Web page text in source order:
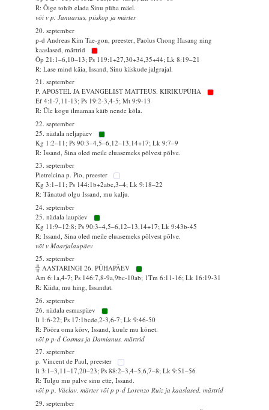
R: Õige tohib elada Sinu püha mäel.
või v p. Januarius, piiskop ja märter
20. september
p-d Andreas Kim Tae-gon, preester, Paolus Chong Hasang ning
kaaslased, märtrid
Õp 21:1–6,10–13; Ps 119:1+27,30+34,35+44; Lk 8:19–21
R: Lase mind käia, Issand, Sinu käskude jalgrajal.
21. september
P. APOSTEL JA EVANGELIST MATTEUS. KIRIKUPÜHA
Ef 4:1-7,11-13; Ps 19:2-3,4-5; Mt 9:9-13
R: Üle kogu ilmamaa käib nende kõla.
22. september
25. nädala neljapäev
Kg 1:2–11; Ps 90:3–4,5–6,12–13,14+17; Lk 9:7–9
R: Issand, Sina oled meile eluasemeks põlvest põlve.
23. september
Pietrelcina p. Pio, preester
Kg 3:1–11; Ps 144:1b+2abc,3–4; Lk 9:18–22
R: Tänatud olgu Issand, mu kalju.
24. september
25. nädala laupäev
Kg 11:9–12:8; Ps 90:3–4,5–6,12–13,14+17; Lk 9:43b-45
R: Issand, Sina oled meile eluasemeks põlvest põlve.
või v Maarjalaupäev
25. september
╬ AASTARINGI 26. PÜHAPÄEV
Am 6:1a,4-7; Ps 146:7,8-9a,9bc-10ab; 1Tm 6:11-16; Lk 16:19-31
R: Kiida, mu hing, Issandat.
26. september
26. nädala esmaspäev
Ii 1:6-22; Ps 17:1bcde,2-3,6-7; Lk 9:46-50
R: Pööra oma kõrv, Issand, kuule mu kõnet.
või p p-d Cosmas ja Damianus, märtrid
27. september
p. Vincent de Paul, preester
Ii 3:1–3,11–17,20–23; Ps 88:2–3,4–5,6,7–8; Lk 9:51–56
R: Tulgu mu palve sinu ette, Issand.
või p p. Václav, märter või p p-d Lorenzo Ruiz ja kaaslased, märtrid
29. september